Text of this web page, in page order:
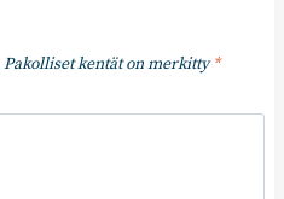
Pakolliset kentät on merkitty*